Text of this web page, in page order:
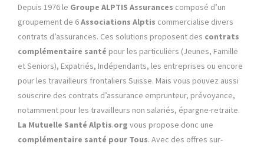
Depuis 1976 le Groupe ALPTIS Assurances composé d’un
groupement de 6Associations Alptis commercialise divers
contrats d’assurances. Ces solutions proposent des contrats
complémentaire santé pour les particuliers (Jeunes, Famille
et Seniors), Expatriés, Indépendants, les entreprises ou encore
pour les travailleurs frontaliers Suisse. Mais vous pouvez aussi
souscrire des contrats d’assurance emprunteur, prévoyance,
notamment pour les travailleurs non salariés, épargne-retraite.
La Mutuelle Santé Alptis.org vous propose donc une
complémentaire santé pour Tous. Avec des offres sur-